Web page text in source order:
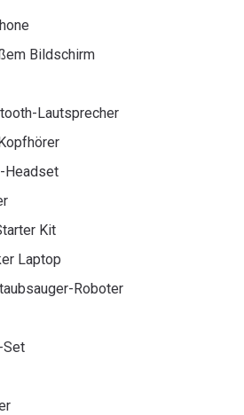
Bildschirm
Lautsprecher
Headset
Kit
Laptop
Roboter
Set